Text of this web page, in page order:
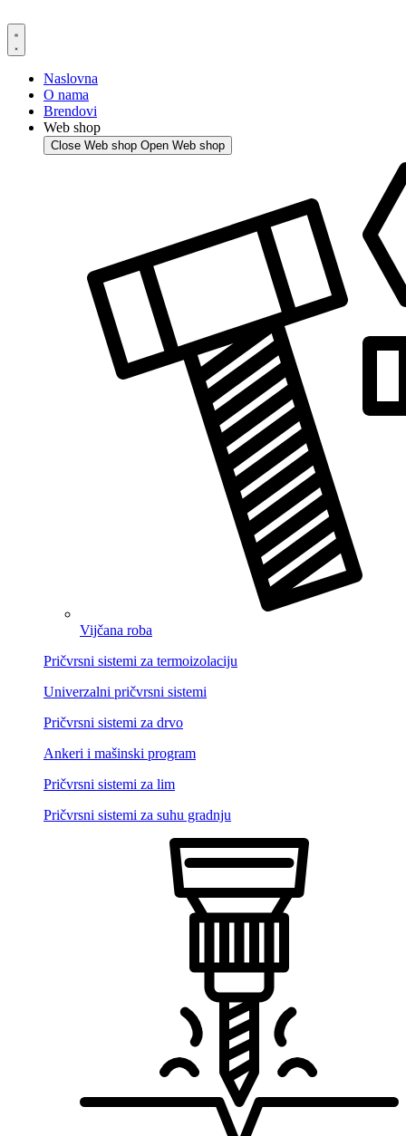
to
content
Naslovna
O nama
Brendovi
Web shop
Close Web shop Open Web shop
Vijčana roba
Pričvrsni sistemi za termoizolaciju
Univerzalni pričvrsni sistemi
Pričvrsni sistemi za drvo
Ankeri i mašinski program
Pričvrsni sistemi za lim
Pričvrsni sistemi za suhu gradnju